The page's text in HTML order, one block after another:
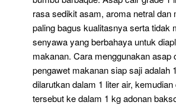
rasa sedikit asam, aroma netral dan
paling bagus kualitasnya serta tidak
senyawa yang berbahaya untuk
makanan. Cara menggunakan asap
pengawet makanan siap saji adalah
dilarutkan dalam 1 liter air,
tersebut ke dalam 1 kg adonan